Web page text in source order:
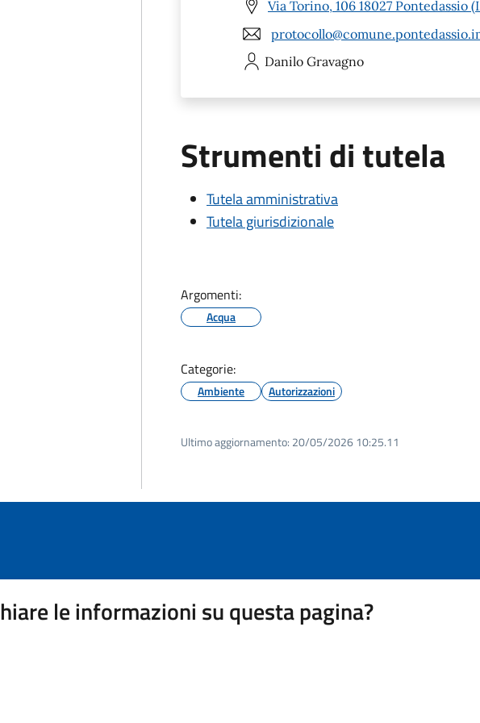
Via Torino, 106 18027 Pontedassio
Danilo Gravagno
Strumenti di tutela
Tutela amministrativa
Tutela giurisdizionale
Argomenti:
Acqua
Categorie:
Ambiente Autorizzazioni
Ultimo aggiornamento: 20/05/2026 10:25.11
le informazioni su questa pagina?